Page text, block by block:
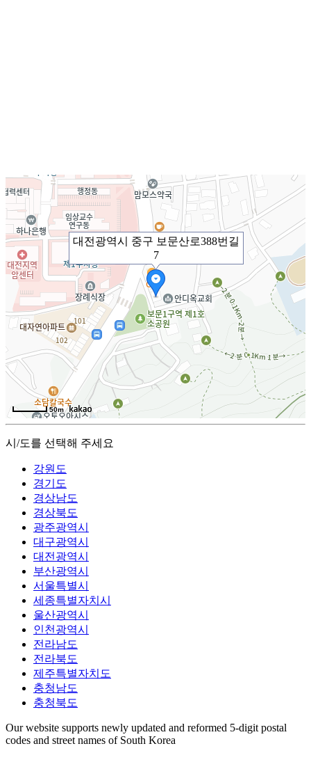
대전광역시 중구 보문산로388번길
7
50m
시/도를 선택해 주세요
강원도
경기도
경상남도
경상북도
광주광역시
대구광역시
대전광역시
부산광역시
서울특별시
세종특별자치시
울산광역시
인천광역시
전라남도
전라북도
제주특별자치도
충청남도
충청북도
Our website supports newly updated and reformed 5-digit postal
codes and street names of South Korea